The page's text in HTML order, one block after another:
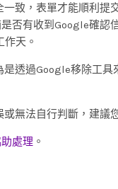
致，表單才能順利提
否有收到Google確認
天。
透過Google移除工
無法自行判斷，建議
處理 。